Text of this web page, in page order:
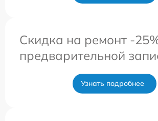
Скидка на ремонт -
предварительной
Узнать подробнее